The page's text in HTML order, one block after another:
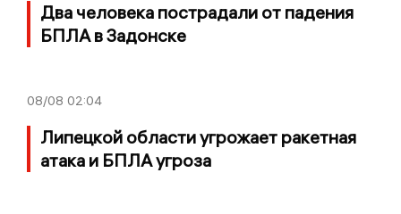
Два человека пострадали от падения
БПЛА в Задонске
08/08 02:04
Липецкой области угрожает ракетная
атака и БПЛА угроза